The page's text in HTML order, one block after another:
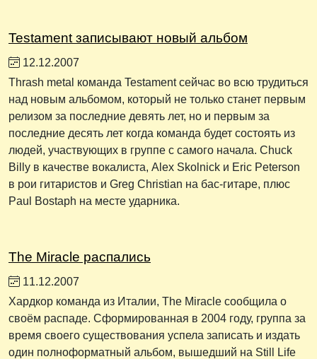
Testament записывают новый альбом
12.12.2007
Thrash metal команда Testament сейчас во всю трудиться
над новым альбомом, который не только станет первым
релизом за последние девять лет, но и первым за
последние десять лет когда команда будет состоять из
людей, участвующих в группе с самого начала. Chuck
Billy в качестве вокалиста, Alex Skolnick и Eric Peterson
в рои гитаристов и Greg Christian на бас-гитаре, плюс
Paul Bostaph на месте ударника.
The Miracle распались
11.12.2007
Хардкор команда из Италии, The Miracle сообщила о
своём распаде. Сформированная в 2004 году, группа за
время своего существования успела записать и издать
один полноформатный альбом, вышедший на Still Life